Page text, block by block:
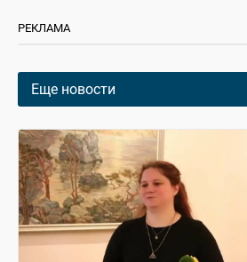
РЕКЛАМА
Еще новости